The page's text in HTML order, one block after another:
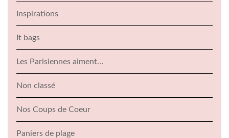
Inspirations
It bags
Les Parisiennes aiment…
Non classé
Nos Coups de Coeur
Paniers de plage